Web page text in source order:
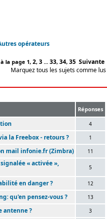
opérateurs
la page 1, 2, 3... 33, 34, 35 Suivante
Marquez tous les sujets comme lus
Réponses
4
la Freebox - retours ? 1
mail infonie.fr (Zimbra) 11
« activée »,
5
en danger ? 12
qu'en pensez-vous ? 13
antenne ? 3